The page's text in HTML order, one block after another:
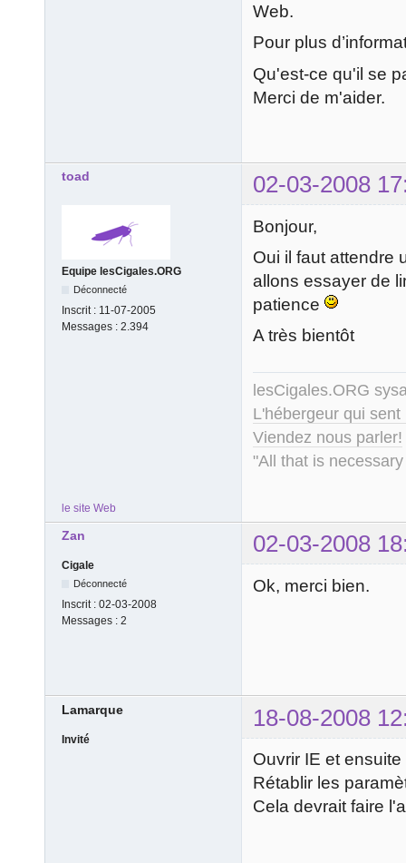
Web.
Pour plus
Qu'est-ce qu'il se
Merci de m'aider.
toad 02-03-2008
Equipe lesCigales.ORG
Déconnecté
Inscrit : 11-07-2005
Messages : 2.394
Bonjour,
Oui il faut attendre
allons essayer de
patience
A très bientôt
lesCigales.ORG
L'hébergeur qui
Viendez nous parler!
"All that is
le site Web
Zan 02-03-2008
Cigale
Déconnecté
Inscrit : 02-03-2008
Messages : 2
Ok, merci bien.
Lamarque 18-08-2008
Invité
Ouvrir IE et
Rétablir les
Cela devrait faire